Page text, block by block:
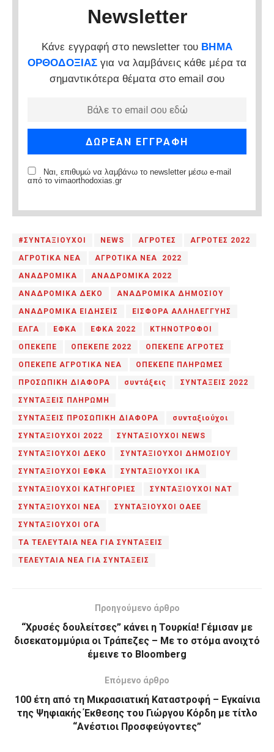
Newsletter
Κάνε εγγραφή στο newsletter του ΒΗΜΑ
ΟΡΘΟΔΟΞΙΑΣ για να λαμβάνεις κάθε μέρα τα
σημαντικότερα θέματα στο email σου
Ναι, επιθυμώ να λαμβάνω το newsletter μέσω e-mail
από το vimaorthodoxias.gr
#ΣΥΝΤΑΞΙΟΥΧΟΙ NEWS ΑΓΡΟΤΕΣ ΑΓΡΟΤΕΣ 2022
ΑΓΡΟΤΙΚΑ ΝΕΑ ΑΓΡΟΤΙΚΑ ΝΕΑ 2022
ΑΝΑΔΡΟΜΙΚΑ ΑΝΑΔΡΟΜΙΚΑ 2022
ΑΝΑΔΡΟΜΙΚΑ ΔΕΚΟ ΑΝΑΔΡΟΜΙΚΑ ΔΗΜΟΣΙΟΥ
ΑΝΑΔΡΟΜΙΚΑ ΕΙΔΗΣΕΙΣ ΕΙΣΦΟΡΑ ΑΛΛΗΛΕΓΓΥΗΣ
ΕΛΓΑ ΕΦΚΑ ΕΦΚΑ 2022 ΚΤΗΝΟΤΡΟΦΟΙ
ΟΠΕΚΕΠΕ ΟΠΕΚΕΠΕ 2022 ΟΠΕΚΕΠΕ ΑΓΡΟΤΕΣ
ΟΠΕΚΕΠΕ ΑΓΡΟΤΙΚΑ ΝΕΑ ΟΠΕΚΕΠΕ ΠΛΗΡΩΜΕΣ
ΠΡΟΣΩΠΙΚΗ ΔΙΑΦΟΡΑ συντάξεις ΣΥΝΤΑΞΕΙΣ 2022
ΣΥΝΤΑΞΕΙΣ ΠΛΗΡΩΜΗ
ΣΥΝΤΑΞΕΙΣ ΠΡΟΣΩΠΙΚΗ ΔΙΑΦΟΡΑ συνταξιούχοι
ΣΥΝΤΑΞΙΟΥΧΟΙ 2022 ΣΥΝΤΑΞΙΟΥΧΟΙ NEWS
ΣΥΝΤΑΞΙΟΥΧΟΙ ΔΕΚΟ ΣΥΝΤΑΞΙΟΥΧΟΙ ΔΗΜΟΣΙΟΥ
ΣΥΝΤΑΞΙΟΥΧΟΙ ΕΦΚΑ ΣΥΝΤΑΞΙΟΥΧΟΙ ΙΚΑ
ΣΥΝΤΑΞΙΟΥΧΟΙ ΚΑΤΗΓΟΡΙΕΣ ΣΥΝΤΑΞΙΟΥΧΟΙ ΝΑΤ
ΣΥΝΤΑΞΙΟΥΧΟΙ ΝΕΑ ΣΥΝΤΑΞΙΟΥΧΟΙ ΟΑΕΕ
ΣΥΝΤΑΞΙΟΥΧΟΙ ΟΓΑ
ΤΑ ΤΕΛΕΥΤΑΙΑ ΝΕΑ ΓΙΑ ΣΥΝΤΑΞΕΙΣ
ΤΕΛΕΥΤΑΙΑ ΝΕΑ ΓΙΑ ΣΥΝΤΑΞΕΙΣ
Προηγούμενο άρθρο
“Χρυσές δουλείτσες” κάνει η Τουρκία! Γέμισαν με
δισεκατομμύρια οι Τράπεζες – Με το στόμα ανοιχτό
έμεινε το Bloomberg
Επόμενο άρθρο
100 έτη από τη Μικρασιατική Καταστροφή – Εγκαίνια
της Ψηφιακής Έκθεσης του Γιώργου Κόρδη με τίτλο
“Ανέστιοι Προσφεύγοντες”